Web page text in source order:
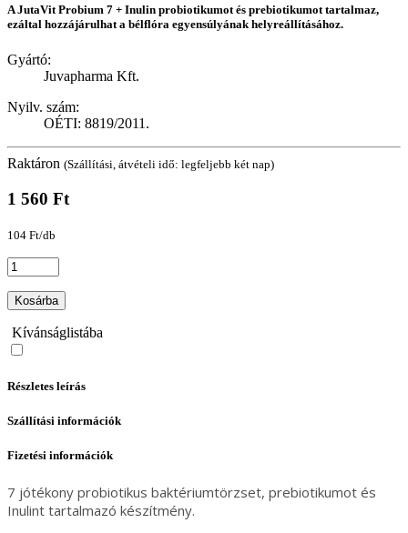
A JutaVit Probium 7 + Inulin probiotikumot és prebiotikumot tartalmaz,
ezáltal hozzájárulhat a bélflóra egyensúlyának helyreállításához.
Gyártó:
Juvapharma Kft.
Nyilv. szám:
OÉTI: 8819/2011.
Raktáron (Szállítási, átvételi idő: legfeljebb két nap)
1 560 Ft
104 Ft/db
Kosárba
Kívánságlistába
Részletes leírás
Szállítási információk
Fizetési információk
7 jótékony probiotikus baktériumtörzset, prebiotikumot és
Inulint tartalmazó készítmény.